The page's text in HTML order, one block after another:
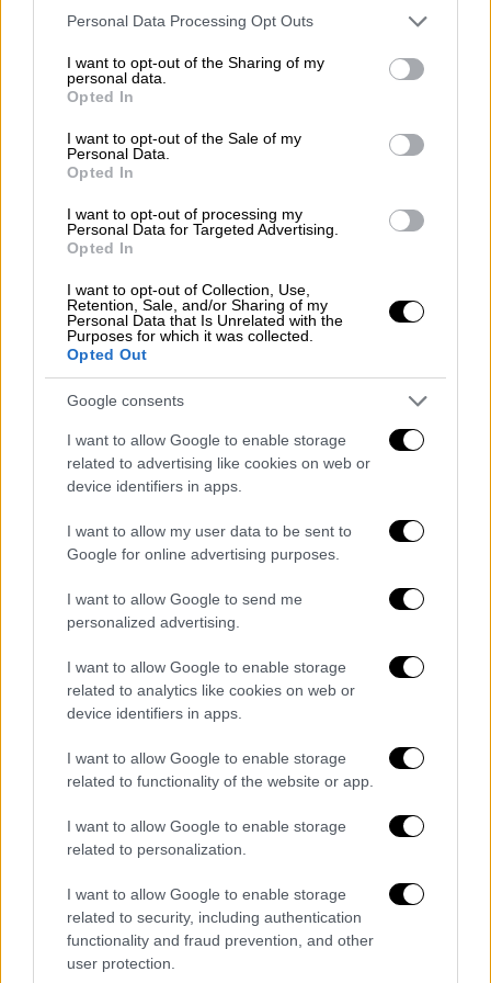
Please note that this website/app uses one or more Google
not limited to your visit or usage behaviour. You may click to
grant or deny consent to Google and its third-party tags to
use your data for below specified purposes in below Google
consent section.
Personal Data Processing Opt Outs
I want to opt-out of the Sharing of my
personal data.
Opted In
I want to opt-out of the Sale of my
Personal Data.
Opted In
I want to opt-out of processing my
Personal Data for Targeted Advertising.
Opted In
I want to opt-out of Collection, Use,
Retention, Sale, and/or Sharing of my
Personal Data that Is Unrelated with the
Purposes for which it was collected.
Opted Out
Google consents
I want to allow Google to enable storage
related to advertising like cookies on web or
device identifiers in apps.
I want to allow my user data to be sent to
Google for online advertising purposes.
I want to allow Google to send me
personalized advertising.
I want to allow Google to enable storage
related to analytics like cookies on web or
device identifiers in apps.
I want to allow Google to enable storage
related to functionality of the website or app.
I want to allow Google to enable storage
related to personalization.
I want to allow Google to enable storage
related to security, including authentication
functionality and fraud prevention, and other
user protection.
Κίνηση υψηλού ρίσκου
Το φθινόπωρο προβλεπόταν ταραχώδες,
καθώς είχε ανακοινώσε
στον προϋπολογισμό του 2026
, προκειμένου
μειωθείτοέλλειμμάαπό5,4%
προϋπολογισμό στη Βουλή και να ρισκάρει
την απόρριψή του, επέλεξε την ψήφο
εμπιστοσύνης. «Η χώρα μας βρίσκεται σε
κίνδυνο», δήλωσε το απόγευμα της 25ης
Αυγούστου. Το δημόσιο χρέος της Γαλλίας
ανέρχεται στο 114% του ΑΕΠ, το τρίτο
υψηλότερο στην Ε.Ε. μετά την Ελλάδα και
την Ιταλία.
«Η εξάρτηση από τον δανεισμό έχει γίνει
χρόνιο φαινόμενο», πρόσθεσε, σημειώνοντας
ότι το γαλλικό κράτος φέτος θα δαπανήσει
χρέους (66 δισ. ευρώ) απ’ ό,τι για την παιδεία
ή την άμυνα.
Το ερώτημα που θέτει στην
Εθνοσυνέλευση
Ο Μπαϊρού, ο οποίος το 2012 είχε κατέβει
υποψήφιος για την προεδρία με σημαία τη
μάχη κατά της κρατικής σπατάλης, καλεί
τώρα την Εθνοσυνέλευση να αναγνωρίσει τη
σοβαρότητα της κατάστασης. Όπως εξήγησε,
η ψήφος εμπιστοσύνης δεν αφορά τα ίδια τα